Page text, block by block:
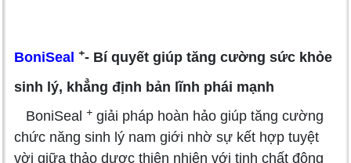
BoniSeal +- Bí quyết giúp tăng cường sức khỏe
sinh lý, khẳng định bản lĩnh phái mạnh
BoniSeal + giải pháp hoàn hảo giúp tăng cường
chức năng sinh lý nam giới nhờ sự kết hợp tuyệt
vời giữa thảo dược thiên nhiên với tinh chất động